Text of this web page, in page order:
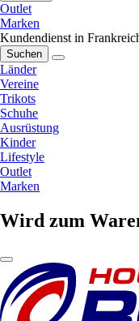
Outlet
Marken
Kundendienst in
Suchen
Länder
Vereine
Trikots
Schuhe
Ausrüstung
Kinder
Lifestyle
Outlet
Marken
Wird zum